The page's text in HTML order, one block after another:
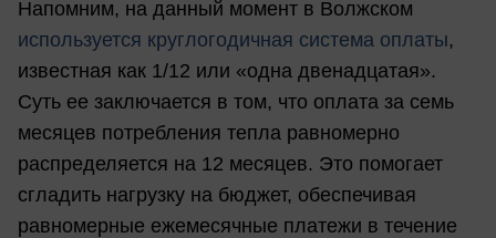
Напомним, на данный момент в Волжском
используется круглогодичная система оплаты,
известная как 1/12 или «одна двенадцатая».
Суть ее заключается в том, что оплата за семь
месяцев потребления тепла равномерно
распределяется на 12 месяцев. Это помогает
сгладить нагрузку на бюджет, обеспечивая
равномерные ежемесячные платежи в течение